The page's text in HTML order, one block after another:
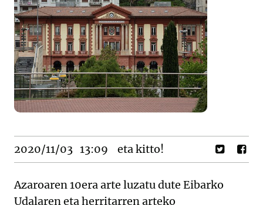
2020/11/03 13:09 eta kitto!
Azaroaren 10era arte luzatu dute Eibarko
Udalaren eta herritarren arteko